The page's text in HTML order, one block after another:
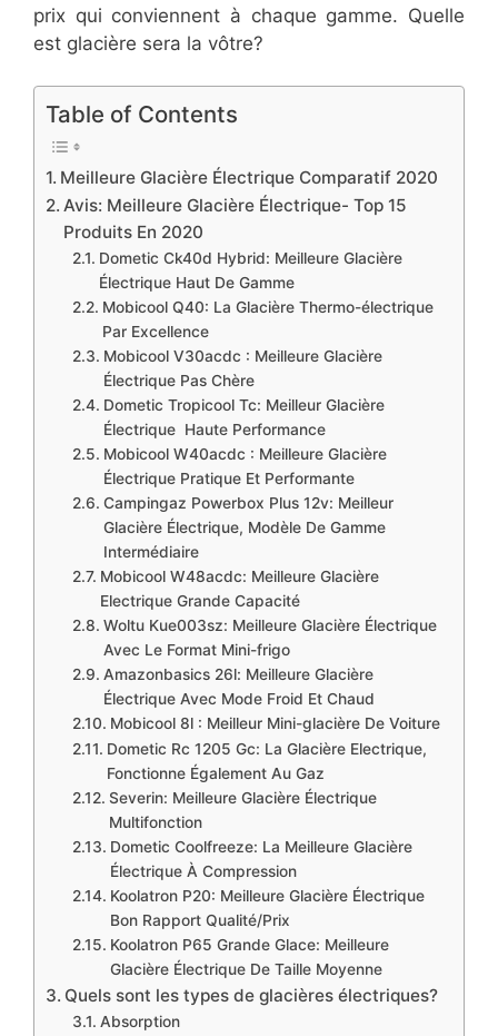
prix qui conviennent à chaque gamme. Quelle
est glacière sera la vôtre?
Table of Contents
​Meilleure Glacière Électrique Comparatif 2020
​Avis​: Meilleure Glacière Électrique- Top 15
Produits En 2020
​Dometic Ck40d Hybrid: Meilleure Glacière
Électrique Haut De Gamme
​Mobicool Q40: La Glacière Thermo-électrique
Par Excellence
​Mobicool V30acdc : Meilleure Glacière
Électrique Pas Chère
​​Dometic Tropicool Tc: Meilleur Glacière
Électrique Haute Performance
Mobicool W40acdc : Meilleure Glacière
Électrique Pratique Et Performante
​​Campingaz Powerbox Plus 12v: Meilleur
Glacière Électrique, Modèle De Gamme
Intermédiaire
​Mobicool W48acdc: Meilleure Glacière
Electrique Grande Capacité
​Woltu Kue003sz: Meilleure Glacière Électrique
Avec Le Format Mini-frigo
Amazonbasics 26l: Meilleure Glacière
Électrique Avec Mode Froid Et Chaud
​Mobicool 8l : Meilleur Mini-glacière De Voiture
​Dometic Rc 1205 Gc​: La Glacière Electrique,
Fonctionne Également Au Gaz
​​Severin: Meilleure Glacière Électrique
Multifonction
​​Dometic Coolfreeze​: La Meilleure Glacière
Électrique À Compression
​Koolatron P20: Meilleure Glacière Électrique
Bon Rapport Qualité/Prix
​Koolatron P65 Grande Glace: Meilleure
Glacière Électrique De Taille Moyenne
​Quels sont les types de glacières électriques?
​Absorption